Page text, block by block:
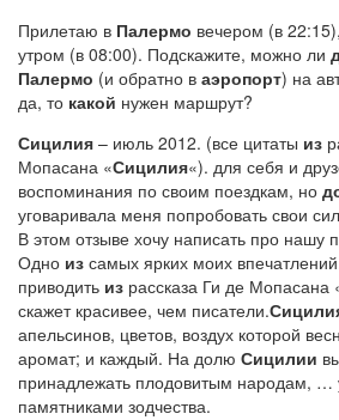
Прилетаю в Палермо вечером (в
утром (в 08:00). Подскажите, можно ли
Палермо (и обратно в аэропорт) на
да, то какой нужен маршрут?
Сицилия – июль 2012. (все цитаты из
Мопасана «Сицилия«). для себя и
воспоминания по своим поездкам, но
уговаривала меня попробовать свои
В этом отзыве хочу написать про нашу
Одно из самых ярких моих
приводить из рассказа Ги де Мопасана
скажет красивее, чем писатели.
апельсинов, цветов, воздух которой
аромат; и каждый. На долю Сицилии
принадлежать плодовитым народам,
памятниками зодчества.